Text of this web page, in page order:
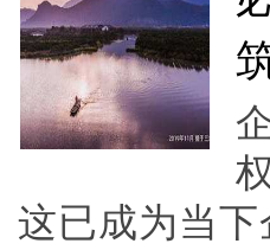
这已成为当